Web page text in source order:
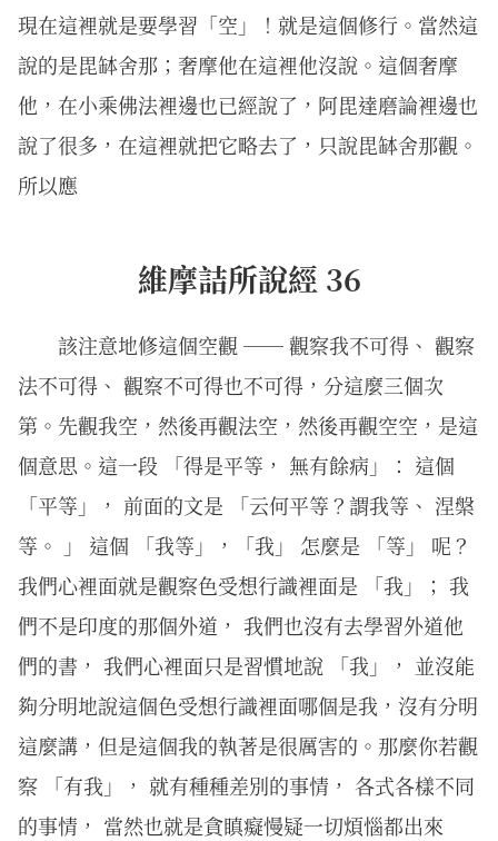
現在這裡就是要學習「空」！就是這個修行。當然這
說的是毘缽舍那；奢摩他在這裡他沒說。這個奢摩
他，在小乘佛法裡邊也已經說了，阿毘達磨論裡邊也
說了很多，在這裡就把它略去了，只說毘缽舍那觀。
所以應
維摩詰所說經 36
該注意地修這個空觀 ── 觀察我不可得、 觀察
法不可得、 觀察不可得也不可得，分這麼三個次
第。先觀我空，然後再觀法空，然後再觀空空，是這
個意思。這一段 「得是平等， 無有餘病」： 這個
「平等」， 前面的文是 「云何平等？謂我等、 涅槃
等。 」 這個 「我等」，「我」 怎麼是 「等」 呢？
我們心裡面就是觀察色受想行識裡面是 「我」； 我
們不是印度的那個外道， 我們也沒有去學習外道他
們的書， 我們心裡面只是習慣地說 「我」， 並沒能
夠分明地說這個色受想行識裡面哪個是我，沒有分明
這麼講，但是這個我的執著是很厲害的。那麼你若觀
察 「有我」， 就有種種差別的事情， 各式各樣不同
的事情， 當然也就是貪瞋癡慢疑一切煩惱都出來